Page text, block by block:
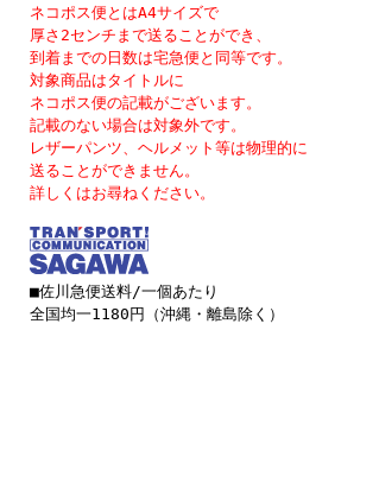
ネコポス便とはA4サイズで
厚さ2センチまで送ることができ、
到着までの日数は宅急便と同等です。
対象商品はタイトルに
ネコポス便の記載がございます。
記載のない場合は対象外です。
レザーパンツ、ヘルメット等は物理的に
送ることができません。
詳しくはお尋ねください。
■佐川急便送料/一個あたり
全国均一1180円（沖縄・離島除く）